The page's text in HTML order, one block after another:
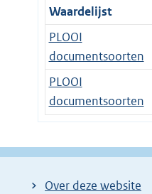
Waardelijst
PLOOI
documentsoorten
PLOOI
documentsoorten
Over deze website